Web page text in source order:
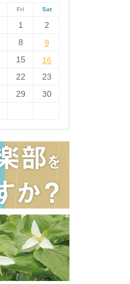
Fri Sat
1
2
8 9
9
15 16
16
22
23
29
30